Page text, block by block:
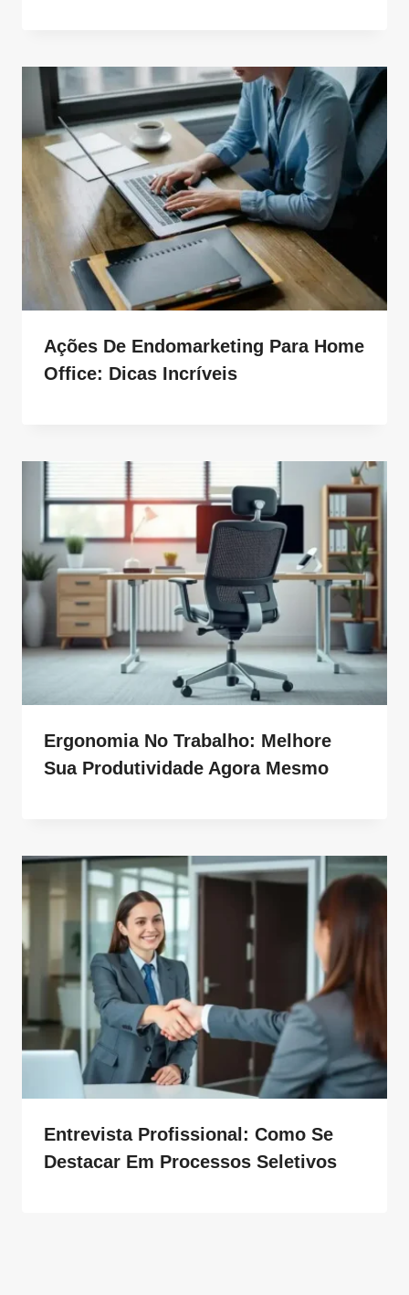
Ações De Endomarketing Para Home
Office: Dicas Incríveis
Ergonomia No Trabalho: Melhore
Sua Produtividade Agora Mesmo
Entrevista Profissional: Como Se
Destacar Em Processos Seletivos